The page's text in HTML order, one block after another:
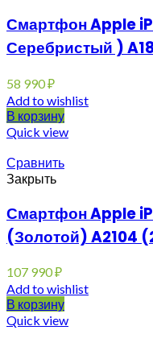
Смартфон Apple
Серебристый )
58 990₽
Add to wishlist
В корзину
Quick view
Сравнить
Закрыть
Смартфон Apple
(Золотой) A2104
107 990₽
Add to wishlist
В корзину
Quick view